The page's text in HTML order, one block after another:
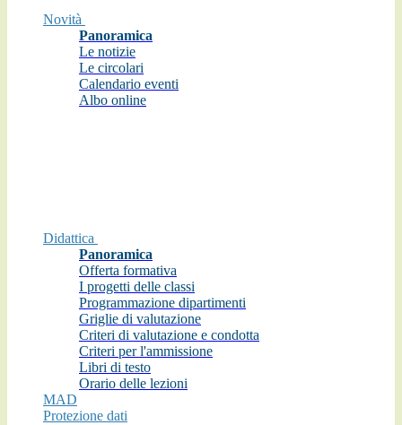
Novità
Panoramica
Le notizie
Le circolari
Calendario eventi
Albo online
Didattica
Panoramica
Offerta formativa
I progetti delle classi
Programmazione dipartimenti
Griglie di valutazione
Criteri di valutazione e condotta
Criteri per l'ammissione
Libri di testo
Orario delle lezioni
MAD
Protezione dati